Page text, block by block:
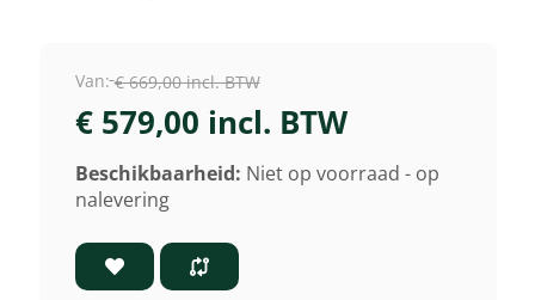
Van: € 669,00 incl. BTW
€ 579,00 incl. BTW
Beschikbaarheid: Niet op voorraad - op
nalevering